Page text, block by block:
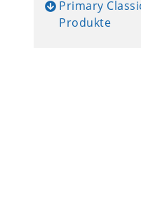
Primary
Produkte